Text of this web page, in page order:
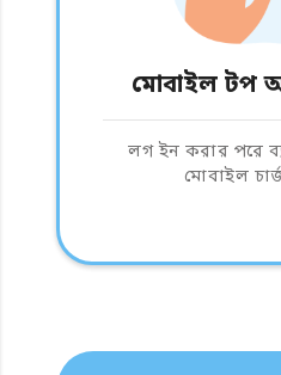
মোবাইল টপ
লগ ইন করার পরে
মোবাইল